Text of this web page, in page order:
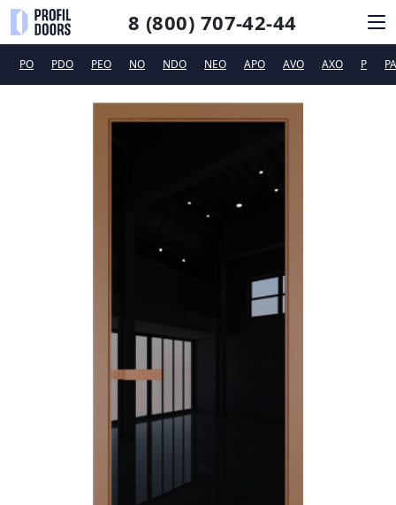
8 (800) 707-42-44
ТЕХПОДДЕРЖКА
КОНТАКТЫ
PO PDO PEO NO NDO NEO APO AVO AXO P PA